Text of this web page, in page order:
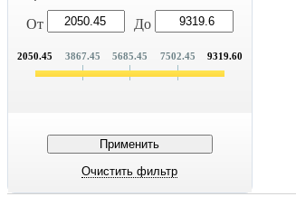
От До
2050.45 3867.45 5685.45 7502.45 9319.60